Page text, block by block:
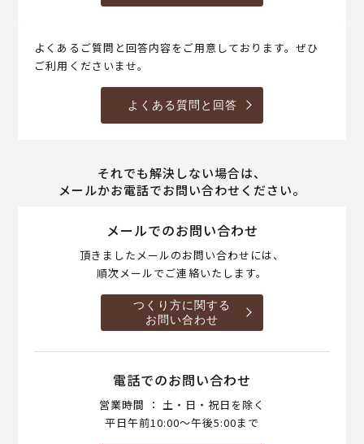
よくあるご質問と回答内容をご用意しております。ぜひ
ご利用くださいませ。
よくある質問と回答
それでも解決しない場合は、
メールかお電話でお問い合わせください。
メールでのお問い合わせ
頂きましたメールのお問い合わせには、
順次メールでご連絡いたします。
つくり方に関する
お問い合わせ
電話でのお問い合わせ
営業時間 ： 土・日・祝日を除く
平日午前10:00～午後5:00まで